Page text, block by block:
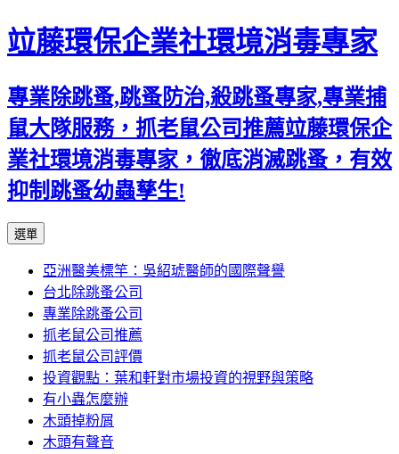
竝藤環保企業社環境消毒專家
專業除跳蚤,跳蚤防治,殺跳蚤專家,專業捕
鼠大隊服務，抓老鼠公司推薦竝藤環保企
業社環境消毒專家，徹底消滅跳蚤，有效
抑制跳蚤幼蟲孳生!
選單
內
容
區
亞洲醫美標竿：吳紹琥醫師的國際聲譽
台北除跳蚤公司
專業除跳蚤公司
抓老鼠公司推薦
抓老鼠公司評價
投資觀點：葉和軒對市場投資的視野與策略
有小蟲怎麼辦
木頭掉粉屑
木頭有聲音